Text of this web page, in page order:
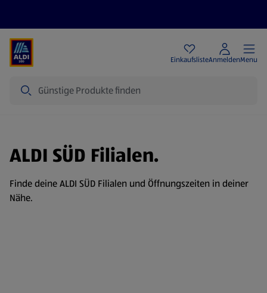
EinkaufslisteAnmeldenMenu
ALDI SÜD Filialen.
Finde deine ALDI SÜD Filialen und Öffnungszeiten in deiner
Nähe.